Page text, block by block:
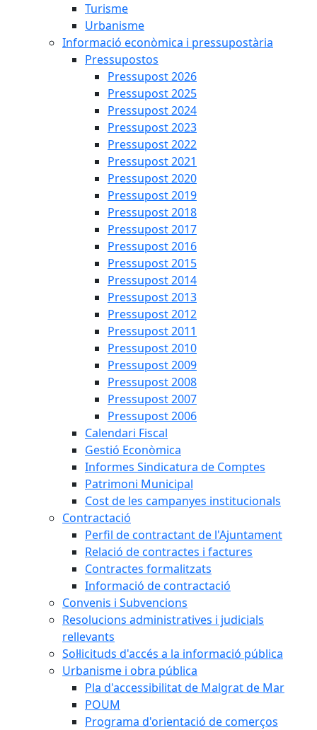
Turisme
Urbanisme
Informació econòmica i pressupostària
Pressupostos
Pressupost 2026
Pressupost 2025
Pressupost 2024
Pressupost 2023
Pressupost 2022
Pressupost 2021
Pressupost 2020
Pressupost 2019
Pressupost 2018
Pressupost 2017
Pressupost 2016
Pressupost 2015
Pressupost 2014
Pressupost 2013
Pressupost 2012
Pressupost 2011
Pressupost 2010
Pressupost 2009
Pressupost 2008
Pressupost 2007
Pressupost 2006
Calendari Fiscal
Gestió Econòmica
Informes Sindicatura de Comptes
Patrimoni Municipal
Cost de les campanyes institucionals
Contractació
Perfil de contractant de l'Ajuntament
Relació de contractes i factures
Contractes formalitzats
Informació de contractació
Convenis i Subvencions
Resolucions administratives i judicials
rellevants
Sol·licituds d'accés a la informació pública
Urbanisme i obra pública
Pla d'accessibilitat de Malgrat de Mar
POUM
Programa d'orientació de comerços